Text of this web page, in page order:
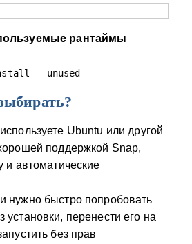
рантаймы
--unused
Ubuntu или другой
поддержкой Snap,
и автоматические
нужно быстро попробовать
установки, перенести его на
без прав